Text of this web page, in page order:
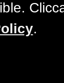
Informazioni
.